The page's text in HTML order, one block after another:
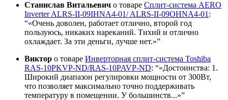
Станислав Витальевич о товаре Сплит-система AERO
Inverter ALRS-II-09IHNA4-01/ ALRS-II-09OHNA4-01 :
«Очень доволен, работает отлично, второй год
пользуюсь, никаких нареканий. Тихий и отлично
охлаждает. За эти деньги, лучше нет.»
Виктор о товаре Инверторная сплит-система Toshiba
RAS-10PKVP-ND/RAS-10PAVP-ND:
«Достоинства: 1.
Широкий диапазон регулировки мощности от 300Вт,
что позволяет максимально точно поддерживать
температуру в помещении. У большинств...»